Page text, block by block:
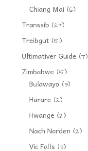
Chiang Mai (6)
Transsib (27)
Treibgut(51)
Ultimativer Guide (7)
Zimbabwe (15)
Bulawayo (3)
Harare (2)
Hwange (2)
Nach Norden (2)
Vic Falls (3)